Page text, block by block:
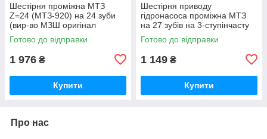
Шестірня проміжна МТЗ
Z=24 (МТЗ-920) на 24 зуби
(вир-во МЗШ оригінал
Білорусь) 50-1601331-А / 50-
1601331
Готово до відправки
1 976 ₴
Купити
Шестірня приводу
гідронасоса проміжна МТЗ
на 27 зубів на 3-ступінчасту
вісь (вир-во МЗШ Білорусь)
70-1601331 / 70-1601331-А
Готово до відправки
1 149 ₴
Купити
Про нас